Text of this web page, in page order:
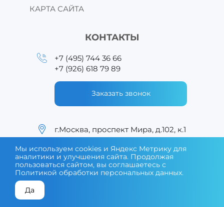
КОНСУЛЬТАЦИЯ ЭКСПЕРТА
КАРТА САЙТА
КОНТАКТЫ
+7 (495) 744 36 66
+7 (926) 618 79 89
Заказать звонок
г.Москва, проспект Мира, д.102, к.1
ДЛЯ ЗАКАЗЧИКОВ
sales@midict.com
ДЛЯ ПАРТНЁРОВ
Мы используем cookies и Яндекс Метрику для
аналитики и улучшения сайта. Продолжая
пользоваться сайтом, вы соглашаетесь с
Политикой обработки персональных данных.
Да